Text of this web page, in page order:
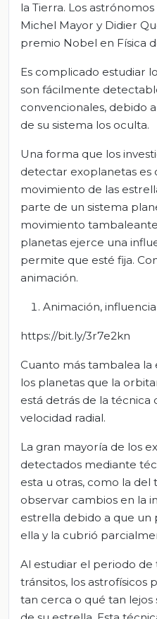
la Tierra. Los
Michel Mayor y Didier
premio Nobel en Física
Es complicado estudiar
son fácilmente
convencionales, debido
de su sistema los oculta.
Una forma que los
detectar exoplanetas es
movimiento de las
parte de un sistema
movimiento
planetas ejerce una
permite que esté fija.
animación.
Animación,
https://bit.ly/3r7e2kn
Cuanto más tambalea la
los planetas que la
está detrás de la técnica
velocidad radial.
La gran mayoría de los
detectados mediante
esta u otras, como la del
observar cambios en la
estrella debido a que un
ella y la cubrió
Al estudiar el periodo
tránsitos, los
tan cerca o qué tan